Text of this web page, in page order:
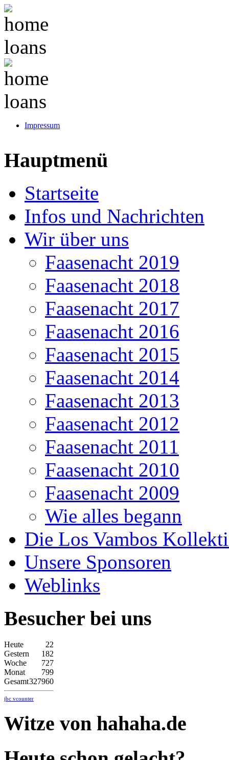
Impressum
Hauptmenü
Startseite
Infos und Nachrichten
Wir über uns
Faasenacht 2019
Faasenacht 2018
Faasenacht 2017
Faasenacht 2016
Faasenacht 2015
Faasenacht 2014
Faasenacht 2013
Faasenacht 2012
Faasenacht 2011
Faasenacht 2010
Faasenacht 2009
Wie alles begann
Die Los Vambos
Unsere Sponsoren
Weblinks
Besucher bei uns
Heute
22
Gestern
182
Woche
727
Monat
799
Gesamt327960
jbc vcounter
Witze von hahaha.de